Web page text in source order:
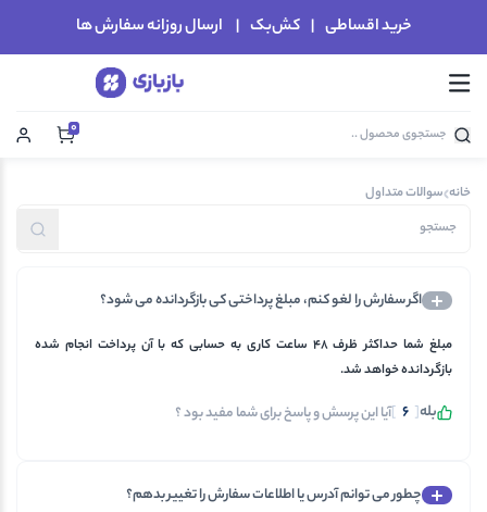
خرید اقساطی | کش‌بک | ارسال روزانه سفارش ها
0
خانه سوالات متداول
اگر سفارش را لغو کنم، مبلغ پرداختی کی بازگردانده می شود؟
مبلغ شما حداکثر ظرف ۴۸ ساعت کاری به حسابی که با آن پرداخت انجام شده
بازگردانده خواهد شد.
بله[
6
]آیا این پرسش و پاسخ برای شما مفید بود ؟
چطور می توانم آدرس یا اطلاعات سفارش را تغییر بدهم؟